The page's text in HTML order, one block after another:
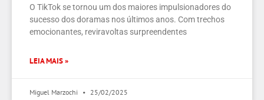
O TikTok se tornou um dos maiores impulsionadores do
sucesso dos doramas nos últimos anos. Com trechos
emocionantes, reviravoltas surpreendentes
LEIA MAIS »
Miguel Marzochi 25/02/2025